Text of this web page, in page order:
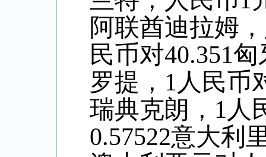
阿联酋迪拉姆
民币对40.351
罗提，1人民币
瑞典克朗，1人
0.57522意大利